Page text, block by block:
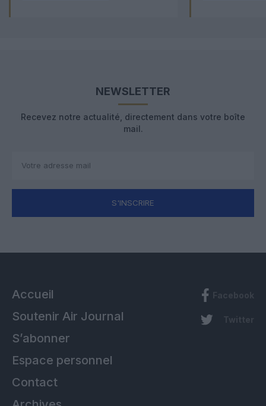
NEWSLETTER
Recevez notre actualité, directement dans votre boîte
mail.
S'INSCRIRE
Accueil
Soutenir Air Journal
S’abonner
Espace personnel
Contact